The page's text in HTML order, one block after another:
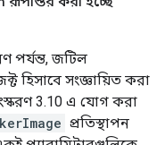
পর্যন্ত, জটিল
হিসাবে সংজ্ঞায়িত করা
3.10 এ যোগ করা
প্রতিস্থাপন